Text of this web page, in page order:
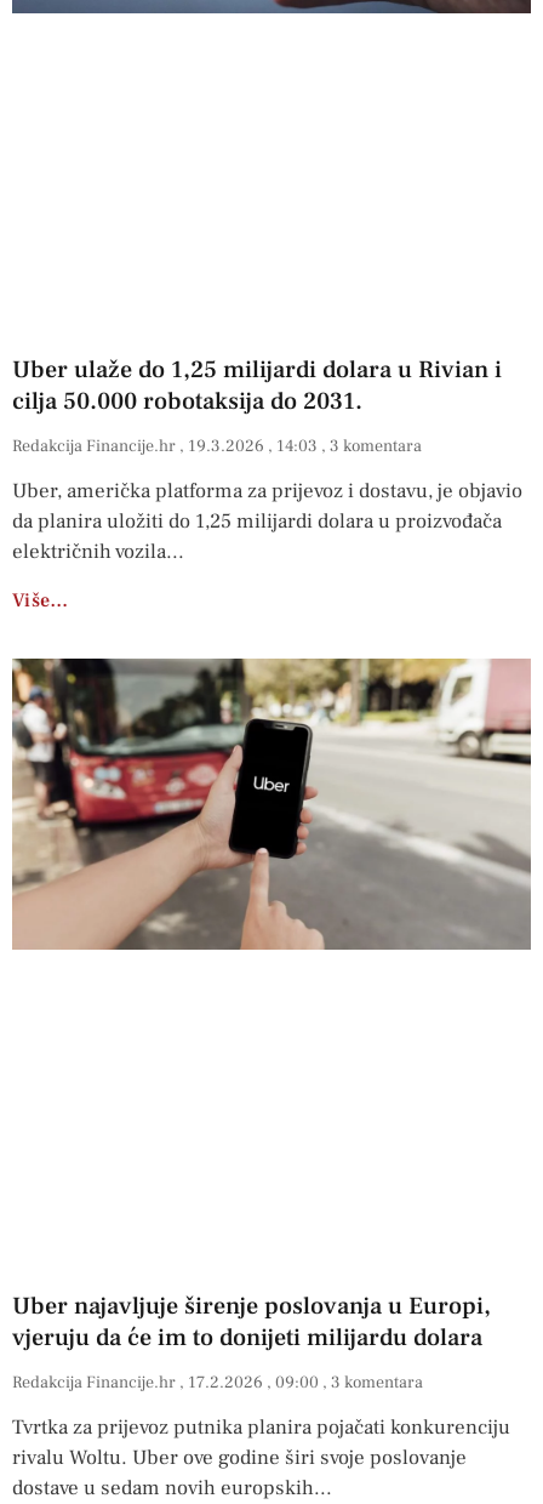
Uber ulaže do 1,25 milijardi dolara u Rivian i
cilja 50.000 robotaksija do 2031.
Redakcija Financije.hr 19.3.2026 14:03 3 komentara
Uber, američka platforma za prijevoz i dostavu, je objavio
da planira uložiti do 1,25 milijardi dolara u proizvođača
električnih vozila
Više…
Uber najavljuje širenje poslovanja u Europi,
vjeruju da će im to donijeti milijardu dolara
Redakcija Financije.hr 17.2.2026 09:00 3 komentara
Tvrtka za prijevoz putnika planira pojačati konkurenciju
rivalu Woltu. Uber ove godine širi svoje poslovanje
dostave u sedam novih europskih